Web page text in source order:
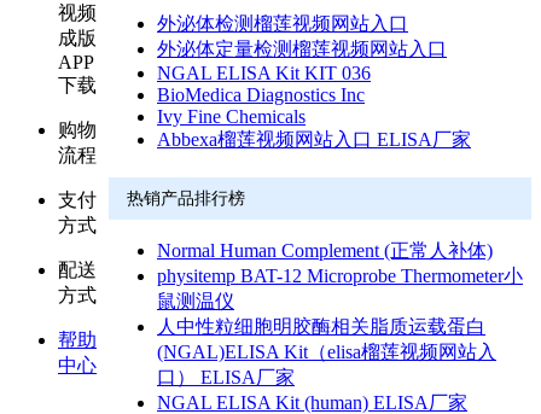
外泌体检测榴莲视频网站入口
外泌体定量检测榴莲视频网站入口
NGAL ELISA Kit KIT 036
BioMedica Diagnostics Inc
Ivy Fine Chemicals
Abbexa榴莲视频网站入口 ELISA厂家
热销产品排行榜
Normal Human Complement (正常人补体)
physitemp BAT-12 Microprobe Thermometer小
鼠测温仪
人中性粒细胞明胶酶相关脂质运载蛋白
(NGAL)ELISA Kit（elisa榴莲视频网站入
口） ELISA厂家
NGAL ELISA Kit (human) ELISA厂家
视频
成版
APP
下载
购物
流程
支付
方式
配送
方式
帮助
中心